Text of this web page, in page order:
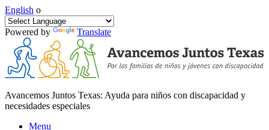
English o
Powered by Translate
Avancemos Juntos Texas: Ayuda para niños con discapacidad y
necesidades especiales
Menu